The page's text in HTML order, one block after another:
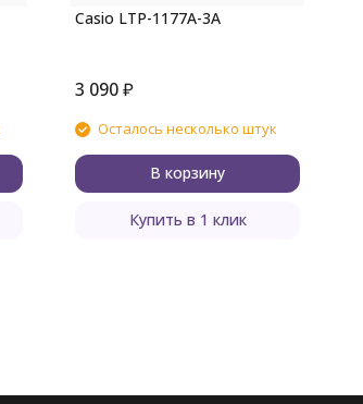
Casio LTP-1177A-3A
3 090₽
Осталось несколько штук
В корзину
Купить в 1 клик